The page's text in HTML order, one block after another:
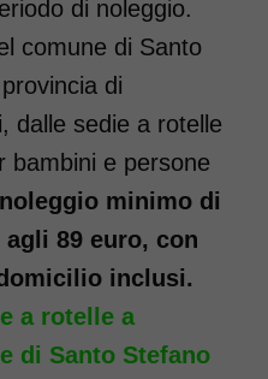
- Con
Seduta 40
rotelle seduta
di noleggio.
comune di Santo
di
dalle sedie a rotelle
bambini e persone
minimo di
89 euro, con
inclusi.
a rotelle a
di Santo Stefano